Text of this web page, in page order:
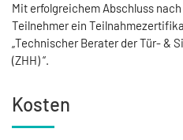
Mit erfolgreichem Abschluss
Teilnehmer ein
„Technischer Berater der Tür- &
(ZHH) “.
Kosten